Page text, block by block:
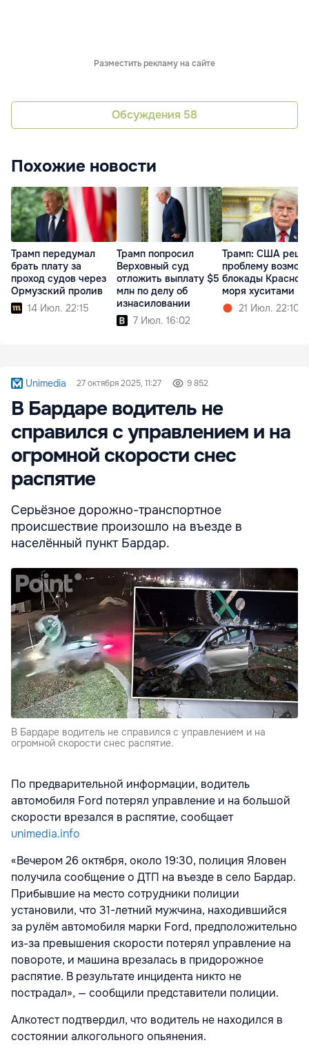
Разместить рекламу на сайте
Обсуждения 58
Похожие новости
Трамп передумал
брать плату за
проход судов через
Ормузский пролив
14 Июл. 22:15
Трамп попросил
Верховный суд
отложить выплату $5
млн по делу об
изнасиловании
7 Июл. 16:02
Трамп: США
проблему
блокады Красного
моря хуситами
21 Июл. 22:10
Unimedia 27 октября 2025, 11:27 9 852
В Бардаре водитель не
справился с управлением и на
огромной скорости снес
распятие
Серьёзное дорожно-транспортное
происшествие произошло на въезде в
населённый пункт Бардар.
В Бардаре водитель не справился с управлением и на
огромной скорости снес распятие.
По предварительной информации, водитель
автомобиля Ford потерял управление и на большой
скорости врезался в распятие, сообщает
unimedia.info
«Вечером 26 октября, около 19:30, полиция Яловен
получила сообщение о ДТП на въезде в село Бардар.
Прибывшие на место сотрудники полиции
установили, что 31-летний мужчина, находившийся
за рулём автомобиля марки Ford, предположительно
из-за превышения скорости потерял управление на
повороте, и машина врезалась в придорожное
распятие. В результате инцидента никто не
пострадал», — сообщили представители полиции.
Алкотест подтвердил, что водитель не находился в
состоянии алкогольного опьянения.